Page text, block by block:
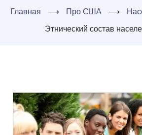
Главная ⟶ Про США ⟶
Этнический состав